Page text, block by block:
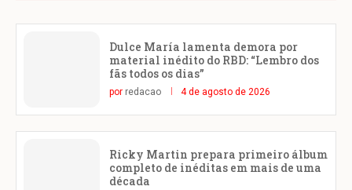
Dulce María lamenta demora por
material inédito do RBD: “Lembro dos
fãs todos os dias”
por redacao 4 de agosto de 2026
Ricky Martin prepara primeiro álbum
completo de inéditas em mais de uma
década